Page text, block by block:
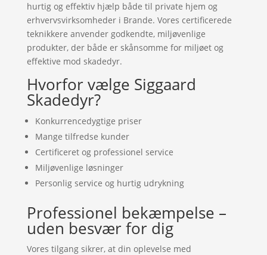
hurtig og effektiv hjælp både til private hjem og
erhvervsvirksomheder i Brande. Vores certificerede
teknikkere anvender godkendte, miljøvenlige
produkter, der både er skånsomme for miljøet og
effektive mod skadedyr.
Hvorfor vælge Siggaard
Skadedyr?
Konkurrencedygtige priser
Mange tilfredse kunder
Certificeret og professionel service
Miljøvenlige løsninger
Personlig service og hurtig udrykning
Professionel bekæmpelse –
uden besvær for dig
Vores tilgang sikrer, at din oplevelse med